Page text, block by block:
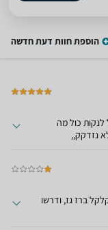
הוספת חוות דעת חדשה
כול מה
נזדקק,,
ברז גז, ודרשו